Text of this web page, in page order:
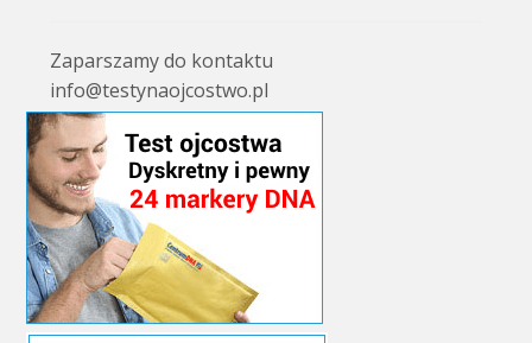
Zaparszamy do kontaktu
info@testynaojcostwo.pl